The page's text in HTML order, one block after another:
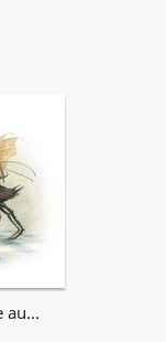
"Une bonne odeur de tarte aux pommes"